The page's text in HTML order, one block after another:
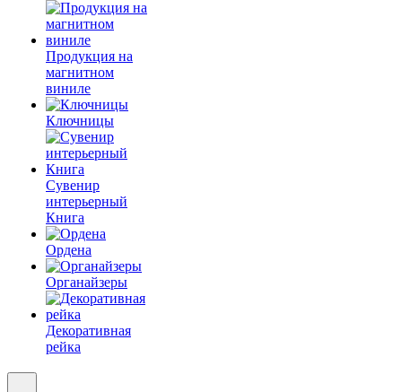
Продукция на
магнитном
виниле
Ключницы
Сувенир
интерьерный
Книга
Ордена
Органайзеры
Декоративная
рейка